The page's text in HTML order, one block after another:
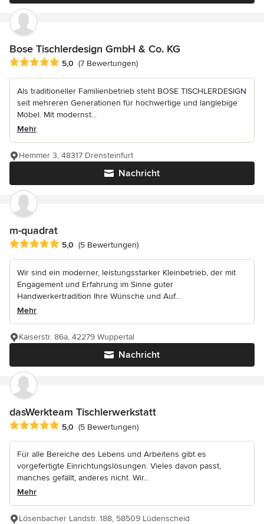
Bose Tischlerdesign GmbH & Co. KG
Durchschnittliche Bewertung: 5 von 5 Sternen
5,0 (7 Bewertungen)
Als traditioneller Familienbetrieb steht BOSE TISCHLERDESIGN
seit mehreren Generationen für hochwertige und langlebige
Möbel. Mit modernst...
Mehr
Nachricht
Hemmer 3, 48317 Drensteinfurt
m-quadrat
Durchschnittliche Bewertung: 5 von 5 Sternen
5,0 (5 Bewertungen)
Wir sind ein moderner, leistungsstarker Kleinbetrieb, der mit
Engagement und Erfahrung im Sinne guter
Handwerkertradition Ihre Wünsche und Auf...
Mehr
Nachricht
Kaiserstr. 86a, 42279 Wuppertal
dasWerkteam Tischlerwerkstatt
Durchschnittliche Bewertung: 5 von 5 Sternen
5,0 (5 Bewertungen)
Für alle Bereiche des Lebens und Arbeitens gibt es
vorgefertigte Einrichtungslösungen. Vieles davon passt,
manches gefällt, anderes nicht. Wir...
Mehr
Lösenbacher Landstr. 188, 58509 Lüdenscheid